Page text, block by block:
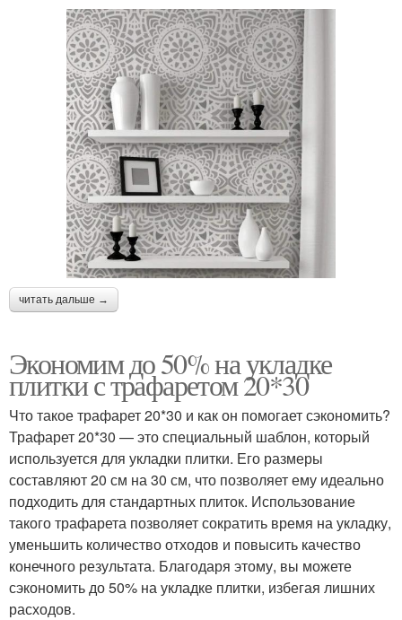
читать дальше →
Экономим до 50% на укладке
плитки с трафаретом 20*30
Что такое трафарет 20*30 и как он помогает сэкономить?
Трафарет 20*30 — это специальный шаблон, который
используется для укладки плитки. Его размеры
составляют 20 см на 30 см, что позволяет ему идеально
подходить для стандартных плиток. Использование
такого трафарета позволяет сократить время на укладку,
уменьшить количество отходов и повысить качество
конечного результата. Благодаря этому, вы можете
сэкономить до 50% на укладке плитки, избегая лишних
расходов.